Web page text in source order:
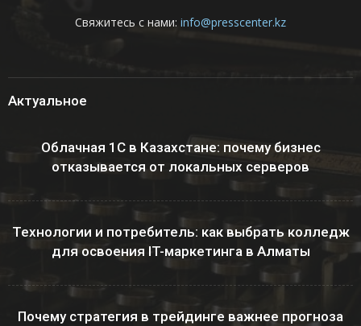
Свяжитесь с нами: info@presscenter.kz
Актуальное
Облачная 1С в Казахстане: почему бизнес
отказывается от локальных серверов
Технологии и потребитель: как выбрать колледж
для освоения IT-маркетинга в Алматы
Почему стратегия в трейдинге важнее прогноза